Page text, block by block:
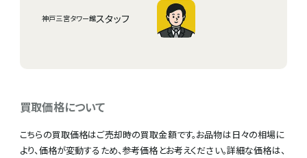
神戸三宮タワー館スタッフ
買取価格について
こちらの買取価格はご売却時の買取金額です。お品物は日々の相場に
より、価格が変動するため、参考価格とお考えください。詳細な価格は、